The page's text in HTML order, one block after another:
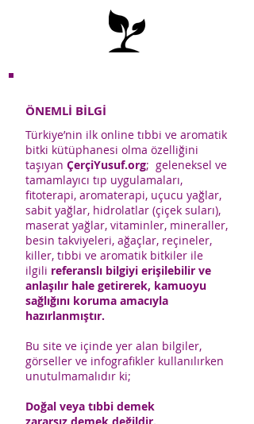
ÖNEMLİ BİLGİ
Türkiye’nin ilk online tıbbi ve aromatik
bitki kütüphanesi olma özelliğini
taşıyan ÇerçiYusuf.org; geleneksel ve
tamamlayıcı tıp uygulamaları,
fitoterapi, aromaterapi, uçucu yağlar,
sabit yağlar, hidrolatlar (çiçek suları),
maserat yağlar, vitaminler, mineraller,
besin takviyeleri, ağaçlar, reçineler,
killer, tıbbi ve aromatik bitkiler ile
ilgili referanslı bilgiyi erişilebilir ve
anlaşılır hale getirerek, kamuoyu
sağlığını koruma amacıyla
hazırlanmıştır.
Bu site ve içinde yer alan bilgiler,
görseller ve infografikler kullanılırken
unutulmamalıdır ki;
Doğal veya tıbbi demek